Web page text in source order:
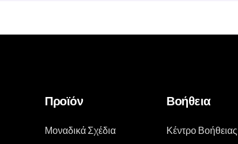
Προϊόν
Μοναδικά Σχέδια
Βοήθεια
Κέντρο Βοήθειας